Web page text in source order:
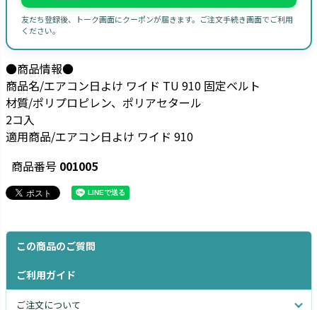
友だち登録後、トーク画面にクーポンが届きます。ご注文手続き画面でご利用
ください。
●商品情報●
商品名/エアコン日よけ ワイド TU 910 固定ベルト
材質/ポリプロピレン、ポリアセタール
2コ入
適用商品/エアコン日よけ ワイド 910
商品番号 001005
この商品のご質問
ご利用ガイド
ご注文について